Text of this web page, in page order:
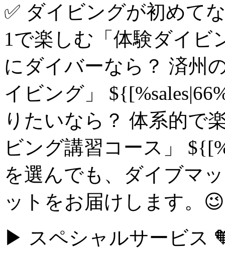
✅ ダイビングが初めて
1で楽しむ「体験ダイビ
にダイバーなら？ 済州
イビング」
りたいなら？ 体系的で
ビング講習コース」
を選んでも、ダイブマ
ットをお届けします。😉
▶ スペシャルサービス